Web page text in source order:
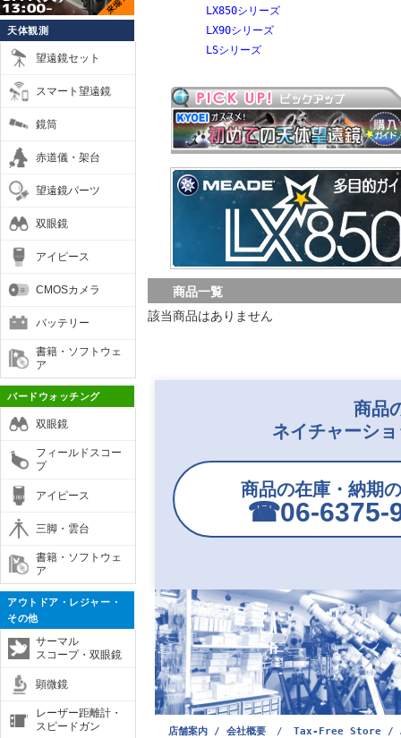
天体観測
望遠鏡セット
スマート望遠鏡
鏡筒
赤道儀・架台
望遠鏡パーツ
双眼鏡
アイピース
CMOSカメラ
バッテリー
書籍・ソフトウェ
ア
バードウォッチング
双眼鏡
フィールドスコー
プ
アイピース
三脚・雲台
書籍・ソフトウェ
ア
アウトドア・レジャー・
その他
サーマル
スコープ・双眼鏡
顕微鏡
レーザー距離計・
スピードガン
LX850シリーズ
LX90シリーズ
LSシリーズ
商品一覧
該当商品はありません
商品
ネイチャーシ
商品の在庫・納期
☎︎06-6375-
店舗案内 / 会社概要 /
Tax-Free Store /